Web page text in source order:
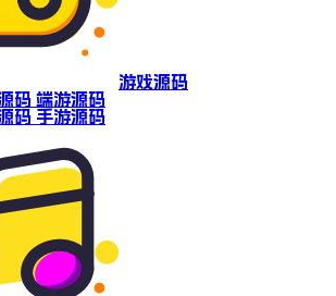
游戏源码
端游源码
手游源码